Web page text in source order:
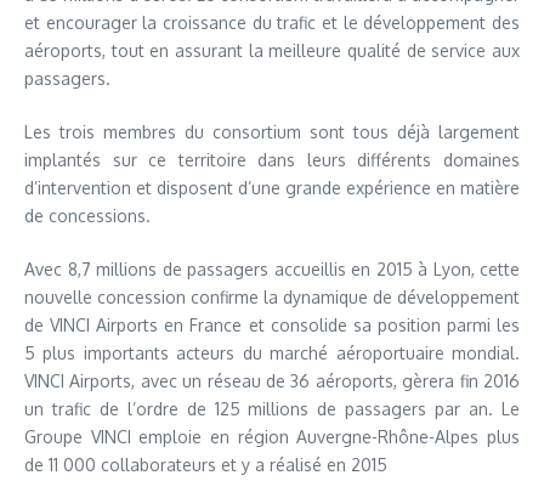
et encourager la croissance du trafic et le développement des
aéroports, tout en assurant la meilleure qualité de service aux
passagers.
Les trois membres du consortium sont tous déjà largement
implantés sur ce territoire dans leurs différents domaines
d’intervention et disposent d’une grande expérience en matière
de concessions.
Avec 8,7 millions de passagers accueillis en 2015 à Lyon, cette
nouvelle concession confirme la dynamique de développement
de VINCI Airports en France et consolide sa position parmi les
5 plus importants acteurs du marché aéroportuaire mondial.
VINCI Airports, avec un réseau de 36 aéroports, gèrera fin 2016
un trafic de l’ordre de 125 millions de passagers par an. Le
Groupe VINCI emploie en région Auvergne-Rhône-Alpes plus
de 11 000 collaborateurs et y a réalisé en 2015